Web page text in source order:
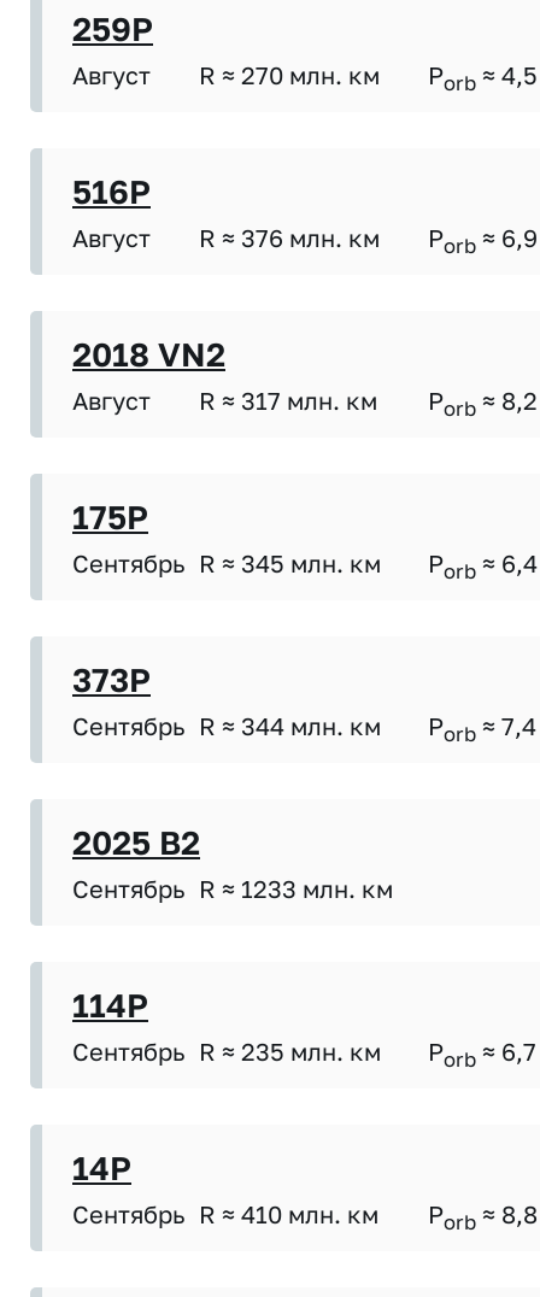
259P
Август R ≈ 270 млн. км Porb ≈ 4,5
516P
Август R ≈ 376 млн. км Porb ≈ 6,9
2018 VN2
Август R ≈ 317 млн. км Porb ≈ 8,2
175P
Сентябрь R ≈ 345 млн. км Porb ≈ 6,4
373P
Сентябрь R ≈ 344 млн. км Porb ≈ 7,4
2025 B2
Сентябрь R ≈ 1233 млн. км
114P
Сентябрь R ≈ 235 млн. км Porb ≈ 6,7
14P
Сентябрь R ≈ 410 млн. км Porb ≈ 8,8